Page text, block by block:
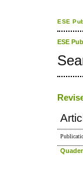
ESE
ESE